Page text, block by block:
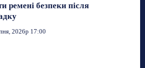
ремені безпеки після
2026р 17:00